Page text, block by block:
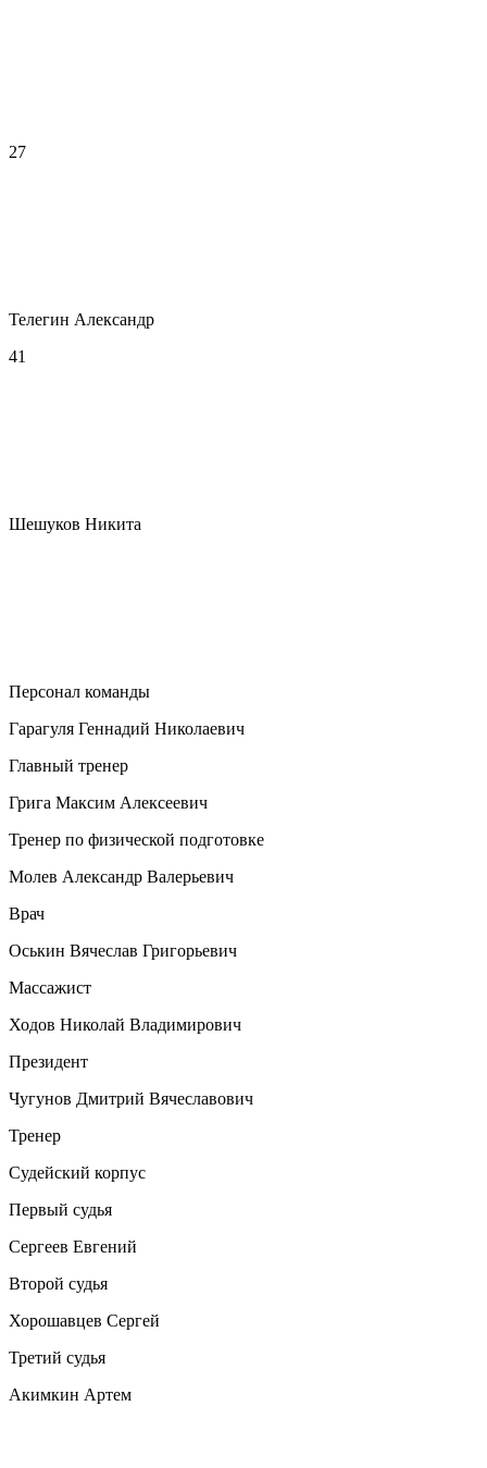
27
Телегин Александр
41
Шешуков Никита
Персонал команды
Гарагуля Геннадий Николаевич
Главный тренер
Грига Максим Алексеевич
Тренер по физической подготовке
Молев Александр Валерьевич
Врач
Оськин Вячеслав Григорьевич
Массажист
Ходов Николай Владимирович
Президент
Чугунов Дмитрий Вячеславович
Тренер
Судейский корпус
Первый судья
Сергеев Евгений
Второй судья
Хорошавцев Сергей
Третий судья
Акимкин Артем